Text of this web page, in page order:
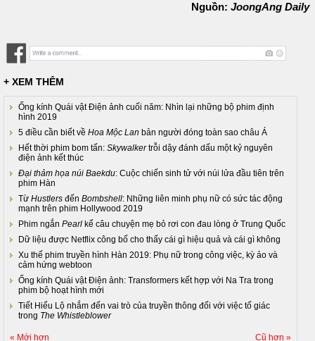
Nguồn: JoongAng Daily
+ XEM THÊM
Ống kính Quái vật Điện ảnh cuối năm: Nhìn lại những bộ phim định
hình 2019
5 điều cần biết về Hoa Mộc Lan bản người đóng toàn sao châu Á
Hết thời phim bom tấn: Skywalkertrỗi dậy đánh dấu một kỷ nguyên
điện ảnh kết thúc
Đại thảm họa núi Baekdu: Cuộc chiến sinh tử với núi lửa đầu tiên trên
phim Hàn
Từ Hustlers đến Bombshell: Những liên minh phụ nữ có sức tác động
mạnh trên phim Hollywood 2019
Phim ngắn Pearl kể câu chuyện mẹ bỏ rơi con đau lòng ở Trung Quốc
Dữ liệu được Netflix công bố cho thấy cái gì hiệu quả và cái gì không
Xu thế phim truyền hình Hàn 2019: Phụ nữ trong công việc, kỳ ảo và
cảm hứng webtoon
Ống kính Quái vật Điện ảnh: Transformers kết hợp với Na Tra trong
phim bộ hoạt hình mới
Tiết Hiểu Lộ nhắm đến vai trò của truyền thông đối với việc tố giác
trong The Whistleblower
« Mới hơn Cũ hơn »